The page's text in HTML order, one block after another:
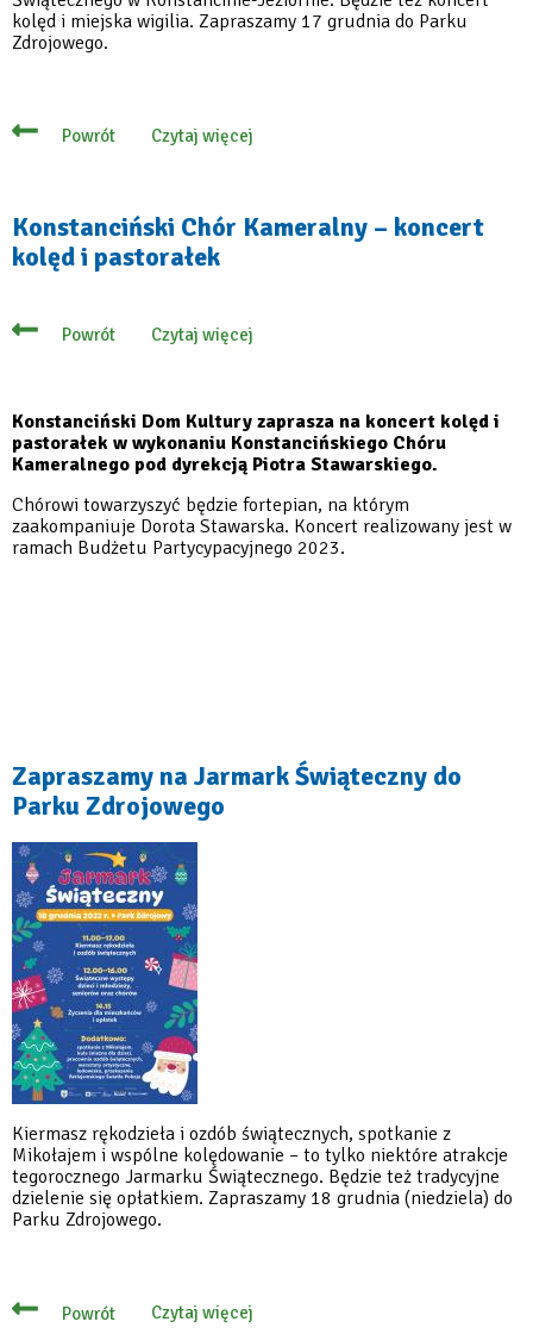
kolęd i miejska wigilia. Zapraszamy 17 grudnia do Parku
Zdrojowego.
Powrót Czytaj więcej
o
Jarmarku
Świątecznym
w
Parku
Konstanciński Chór Kameralny – koncert
kolęd i pastorałek
Powrót Czytaj więcej
o
–
koncert
kolęd
i
Konstanciński Dom Kultury zaprasza na koncert kolęd i
pastorałek w wykonaniu Konstancińskiego Chóru
Kameralnego pod dyrekcją Piotra Stawarskiego.
Chórowi towarzyszyć będzie fortepian, na którym
zaakompaniuje Dorota Stawarska. Koncert realizowany jest w
ramach Budżetu Partycypacyjnego 2023.
Zapraszamy na Jarmark Świąteczny do
Parku Zdrojowego
Kiermasz rękodzieła i ozdób świątecznych, spotkanie z
Mikołajem i wspólne kolędowanie – to tylko niektóre atrakcje
tegorocznego Jarmarku Świątecznego. Będzie też tradycyjne
dzielenie się opłatkiem. Zapraszamy 18 grudnia (niedziela) do
Parku Zdrojowego.
Powrót Czytaj więcej
o